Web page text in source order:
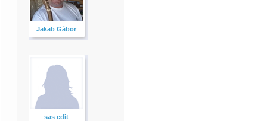
Jakab Gábor
sas edit